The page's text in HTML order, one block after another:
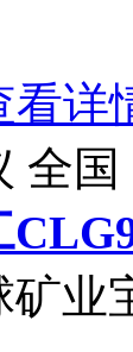
看详
全国
矿业